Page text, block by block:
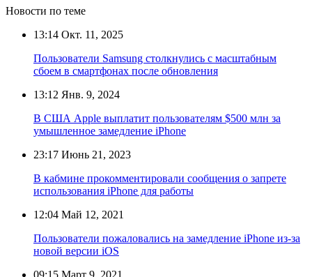
Новости по теме
13:14 Окт. 11, 2025
Пользователи Samsung столкнулись с масштабным
сбоем в смартфонах после обновления
13:12 Янв. 9, 2024
В США Apple выплатит пользователям $500 млн за
умышленное замедление iPhone
23:17 Июнь 21, 2023
В кабмине прокомментировали сообщения о запрете
использования iPhone для работы
12:04 Май 12, 2021
Пользователи пожаловались на замедление iPhone из-за
новой версии iOS
09:15 Март 9, 2021